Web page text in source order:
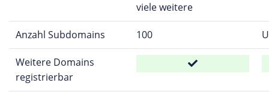
viele weitere
Anzahl Subdomains 100
Weitere Domains
registrierbar